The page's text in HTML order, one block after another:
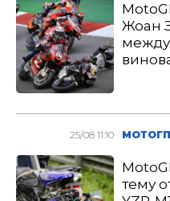
Жоан
между
25/08 11:10 МОТОГП
тему